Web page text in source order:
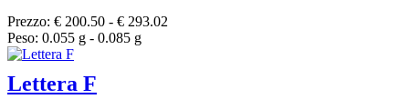
Prezzo: € 200.50 - € 293.02
Peso: 0.055 g - 0.085 g
Lettera F